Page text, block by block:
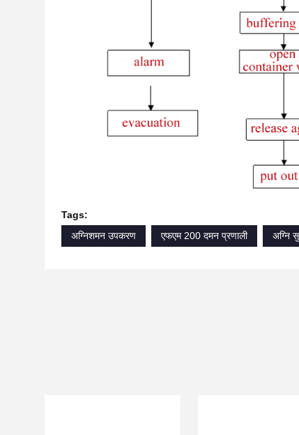
Tags:
अग्निशमन उपकरण
एफएम 200 दमन प्रणाली अग्नि